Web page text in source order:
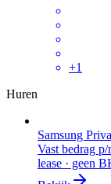
+1
Huren
Samsung
Vast bedrag p/
lease · geen